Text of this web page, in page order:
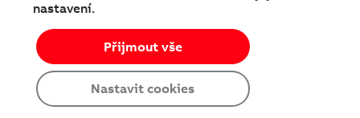
© Copyright 2026 ABB
Podmínky používání
Cookies a ochrana soukromí
nastavení.
Nastavit cookies
Přijmout vše